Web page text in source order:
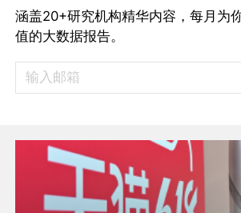
涵盖20+研究机构精华内容，每月为
值的大数据报告。